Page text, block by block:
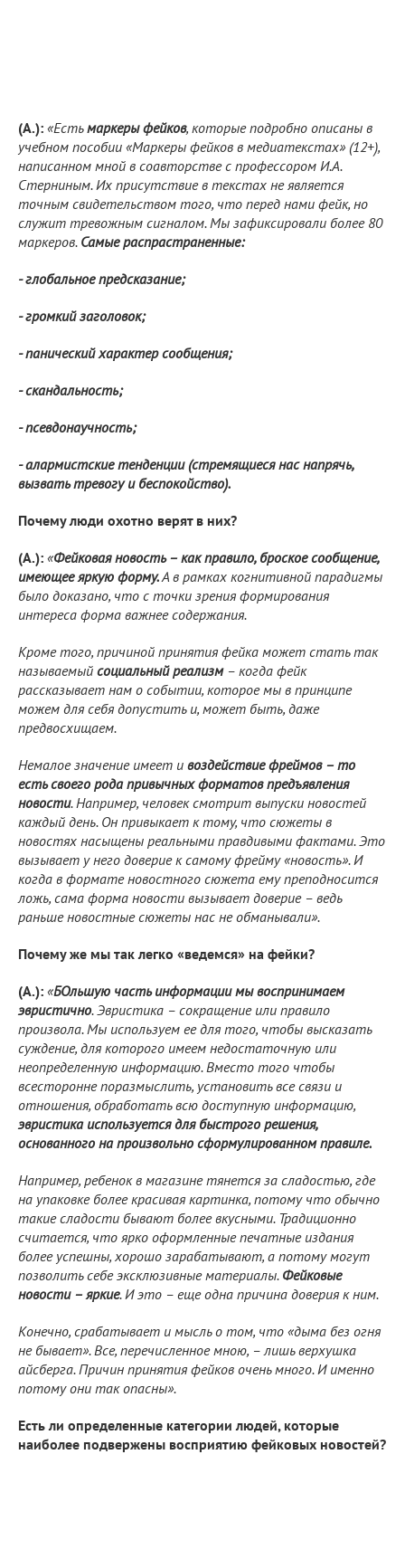
(А.): «Естьмаркеры фейков, которые подробно описаны в
учебном пособии «Маркеры фейков в медиатекстах» (12+),
написанном мной в соавторстве с профессором И.А.
Стерниным. Их присутствие в текстах не является
точным свидетельством того, что перед нами фейк, но
служит тревожным сигналом. Мы зафиксировали более 80
маркеров. Самые распрастраненные:
- глобальное предсказание;
- громкий заголовок;
- панический характер сообщения;
- скандальность;
- псевдонаучность;
- алармистские тенденции (стремящиеся нас напрячь,
вызвать тревогу и беспокойство).
Почему люди охотно верят в них?
(А.): «Фейковая новость – как правило, броское сообщение,
имеющее яркую форму.А в рамках когнитивной парадигмы
было доказано, что с точки зрения формирования
интереса форма важнее содержания.
Кроме того, причиной принятия фейка может стать так
называемый социальный реализм– когда фейк
рассказывает нам о событии, которое мы в принципе
можем для себя допустить и, может быть, даже
предвосхищаем.
Немалое значение имеет и воздействие фреймов – то
есть своего рода привычных форматов предъявления
новости. Например, человек смотрит выпуски новостей
каждый день. Он привыкает к тому, что сюжеты в
новостях насыщены реальными правдивыми фактами. Это
вызывает у него доверие к самому фрейму «новость». И
когда в формате новостного сюжета ему преподносится
ложь, сама форма новости вызывает доверие – ведь
раньше новостные сюжеты нас не обманывали».
Почему же мы так легко «ведемся» на фейки?
(А.): «БОльшую часть информации мы воспринимаем
эвристично. Эвристика – сокра­щение или правило
произвола. Мы используем ее для того, что­бы высказать
суждение, для которого имеем недостаточную или
неопределенную информацию. Вместо того чтобы
всесторонне поразмыслить, установить все связи и
отношения, обработать всю доступную информацию,
эвристика используется для быст­рого решения,
основанного на произвольно сформулированном правиле.
Например, ребенок в магазине тянется за сладостью, где
на упаков­ке более красивая картинка, потому что обычно
такие сладости бывают более вкусными. Традиционно
считается, что ярко оформленные печатные издания
более успешны, хорошо зарабатывают, а потому могут
позволить себе эксклюзивные материалы. Фейковые
новости – яркие. И это – еще одна причина доверия к ним.
Конечно, срабатывает и мысль о том, что «дыма без огня
не бывает». Все, перечисленное мною, – лишь верхушка
айсберга. Причин принятия фейков очень много. И именно
потому они так опасны».
Есть ли определенные категории людей, которые
наиболее подвержены восприятию фейковых новостей?